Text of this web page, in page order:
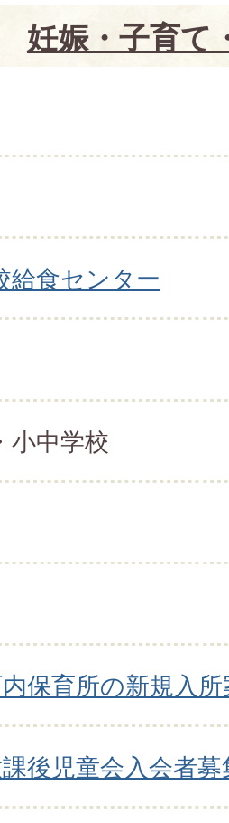
妊娠・子育て
給食センター
小中学校
保育所の新規入所
後児童会入会者募